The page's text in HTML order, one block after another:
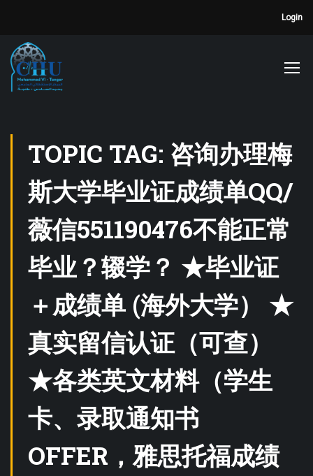
Login
TOPIC TAG: 咨询办理梅
斯大学毕业证成绩单QQ/
薇信551190476不能正常
毕业？辍学？ ★毕业证
＋成绩单 (海外大学） ★
真实留信认证（可查）
★各类英文材料（学生
卡、录取通知书
OFFER，雅思托福成绩